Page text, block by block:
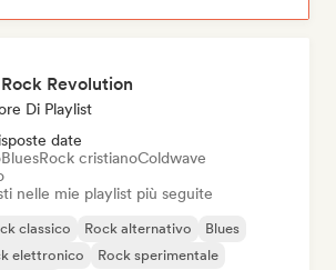
Revolution
Di Playlist
date
BluesRock cristianoColdwave
nelle mie playlist più seguite
classico Rock alternativo
Blues
elettronico
Rock sperimentale